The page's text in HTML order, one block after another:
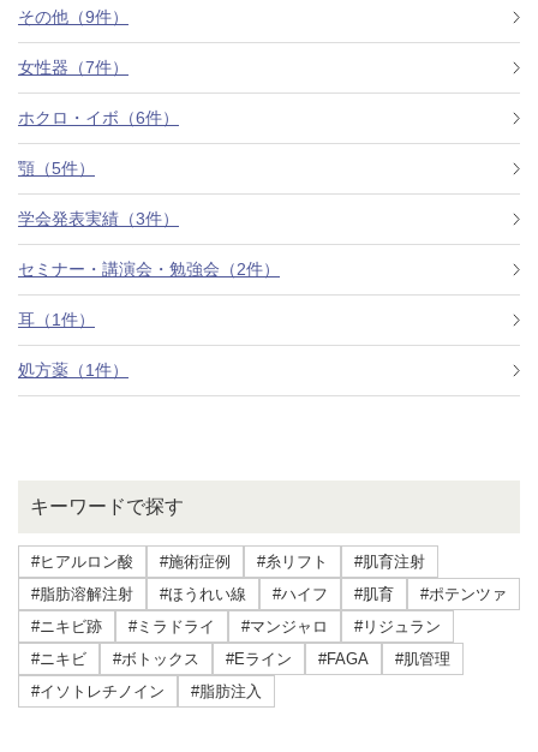
その他（9件）
女性器（7件）
ホクロ・イボ（6件）
顎（5件）
学会発表実績（3件）
セミナー・講演会・勉強会（2件）
耳（1件）
処方薬（1件）
キーワードで探す
#ヒアルロン酸 #施術症例 #糸リフト
#肌育注射
#脂肪溶解注射
#ほうれい線 #ハイフ #肌育
#ポテンツァ
#ニキビ跡
#ミラドライ #マンジャロ
#リジュラン
#ニキビ
#ボトックス #Eライン #FAGA
#肌管理
#イソトレチノイン
#脂肪注入